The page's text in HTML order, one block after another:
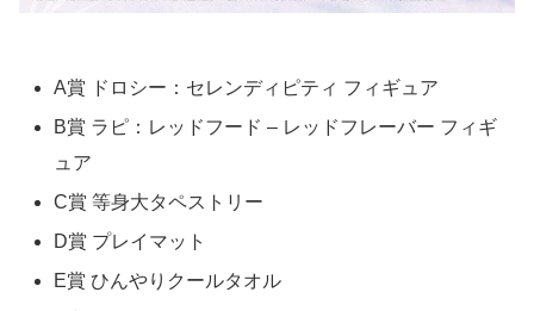
A賞 ドロシー：セレンディピティ フィギュア
B賞 ラピ：レッドフード – レッドフレーバー フィギ
ュア
C賞 等身大タペストリー
D賞 プレイマット
E賞 ひんやりクールタオル